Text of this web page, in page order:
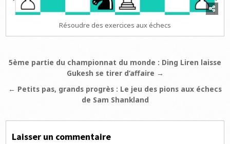
Résoudre des exercices aux échecs
Navigation
l’article
5ème partie du championnat du monde : Ding Liren laisse
Gukesh se tirer d’affaire →
← Petits pas, grands progrès : Le jeu des pions aux échecs
de Sam Shankland
Laisser un commentaire